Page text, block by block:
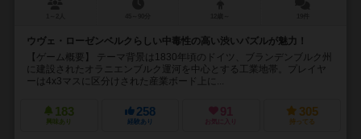
ウヴェ・ローゼンベルクらしい中毒性の高い渋いパズルが魅力！
【ゲーム概要】 テーマ背景は1830年頃のドイツ、ブランデンブルク州
に建設されたオラニエンブルク運河を中心とする工業地帯。プレイヤ
ーは4x3マスに区分けされた産業ボード上に...
183
興味あり
258
経験あり
91
お気に入り
305
持ってる